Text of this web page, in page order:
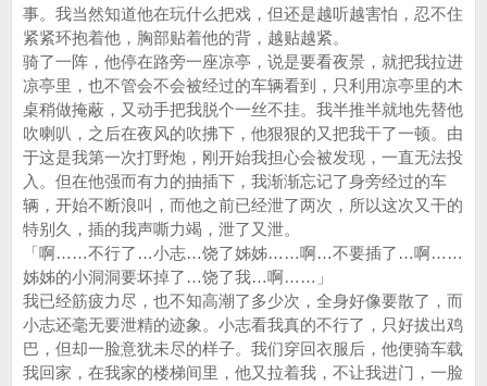
事。我当然知道他在玩什么把戏，但还是越听越害怕，忍不住
紧紧环抱着他，胸部贴着他的背，越贴越紧。
骑了一阵，他停在路旁一座凉亭，说是要看夜景，就把我拉进
凉亭里，也不管会不会被经过的车辆看到，只利用凉亭里的木
桌稍做掩蔽，又动手把我脱个一丝不挂。我半推半就地先替他
吹喇叭，之后在夜风的吹拂下，他狠狠的又把我干了一顿。由
于这是我第一次打野炮，刚开始我担心会被发现，一直无法投
入。但在他强而有力的抽插下，我渐渐忘记了身旁经过的车
辆，开始不断浪叫，而他之前已经泄了两次，所以这次又干的
特别久，插的我声嘶力竭，泄了又泄。
「啊……不行了…小志…饶了姊姊……啊…不要插了…啊……
姊姊的小洞洞要坏掉了…饶了我…啊……」
我已经筋疲力尽，也不知高潮了多少次，全身好像要散了，而
小志还毫无要泄精的迹象。小志看我真的不行了，只好拔出鸡
巴，但却一脸意犹未尽的样子。我们穿回衣服后，他便骑车载
我回家，在我家的楼梯间里，他又拉着我，不让我进门，一脸